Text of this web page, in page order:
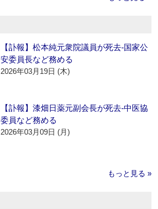
【訃報】松本純元衆院議員が死去‐国家公
安委員長など務める
2026年03月19日 (木)
【訃報】漆畑日薬元副会長が死去‐中医協
委員など務める
2026年03月09日 (月)
もっと見る »